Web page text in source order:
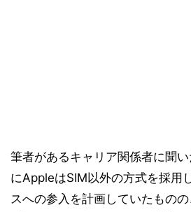
筆者があるキャリア関係者に聞
にAppleはSIM以外の方式を採用
スへの参入を計画していたもの